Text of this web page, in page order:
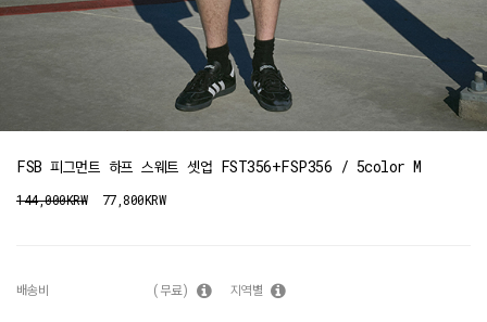
FSB 피그먼트 하프 스웨트 셋업 FST356+FSP356 / 5color M
144,000KRW 77,800KRW
배송비 (무료) 지역별